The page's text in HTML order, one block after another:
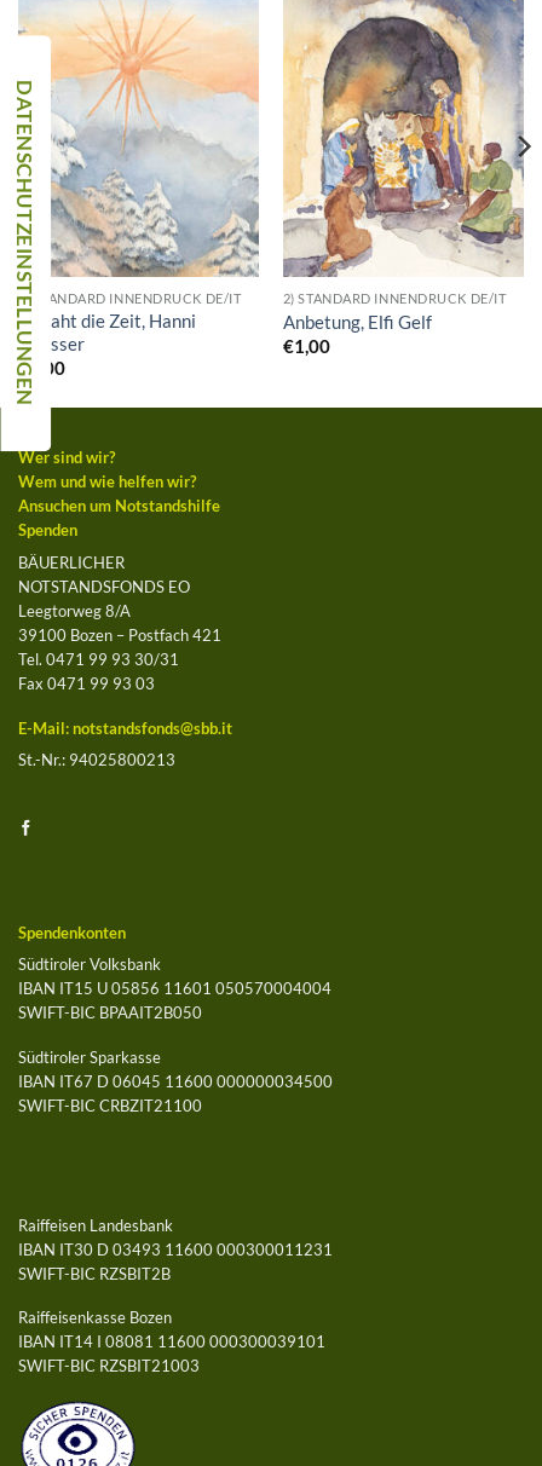
2) STANDARD INNENDRUCK DE/IT
Es naht die Zeit, Hanni
Rifesser
€1,00
2) STANDARD INNENDRUCK DE/IT
Anbetung, Elfi Gelf
€1,00
Wer sind wir?
Wem und wie helfen wir?
Ansuchen um Notstandshilfe
Spenden
BÄUERLICHER
NOTSTANDSFONDS EO
Leegtorweg 8/A
39100 Bozen – Postfach 421
Tel. 0471 99 93 30/31
Fax 0471 99 93 03
E-Mail: notstandsfonds@sbb.it
St.-Nr.: 94025800213
Spendenkonten
Südtiroler Volksbank
IBAN IT15 U 05856 11601 050570004004
SWIFT-BIC BPAAIT2B050
Südtiroler Sparkasse
IBAN IT67 D 06045 11600 000000034500
SWIFT-BIC CRBZIT21100
Raiffeisen Landesbank
IBAN IT30 D 03493 11600 000300011231
SWIFT-BIC RZSBIT2B
Raiffeisenkasse Bozen
IBAN IT14 I 08081 11600 000300039101
SWIFT-BIC RZSBIT21003